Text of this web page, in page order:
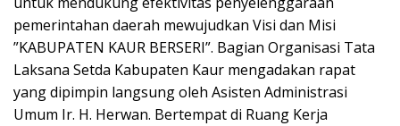
pemerintahan daerah mewujudkan Visi dan Misi
”KABUPATEN KAUR BERSERI”. Bagian Organisasi Tata
Laksana Setda Kabupaten Kaur mengadakan rapat
yang dipimpin langsung oleh Asisten Administrasi
Umum Ir. H. Herwan. Bertempat di Ruang Kerja